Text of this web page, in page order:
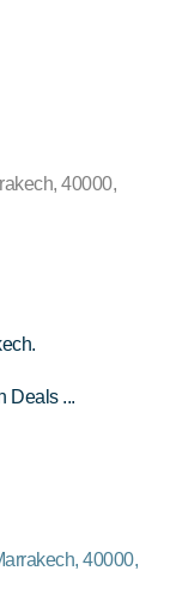
40000,
Deals ...
40000,